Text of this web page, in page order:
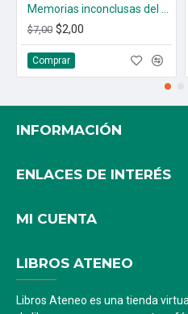
$7,00 $2,00
Comprar
INFORMACIÓN
ENLACES DE INTERÉS
MI CUENTA
LIBROS ATENEO
Libros Ateneo es una tienda